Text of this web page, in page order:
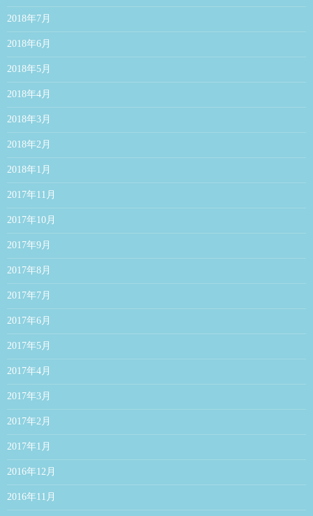
2018年7月
2018年6月
2018年5月
2018年4月
2018年3月
2018年2月
2018年1月
2017年11月
2017年10月
2017年9月
2017年8月
2017年7月
2017年6月
2017年5月
2017年4月
2017年3月
2017年2月
2017年1月
2016年12月
2016年11月